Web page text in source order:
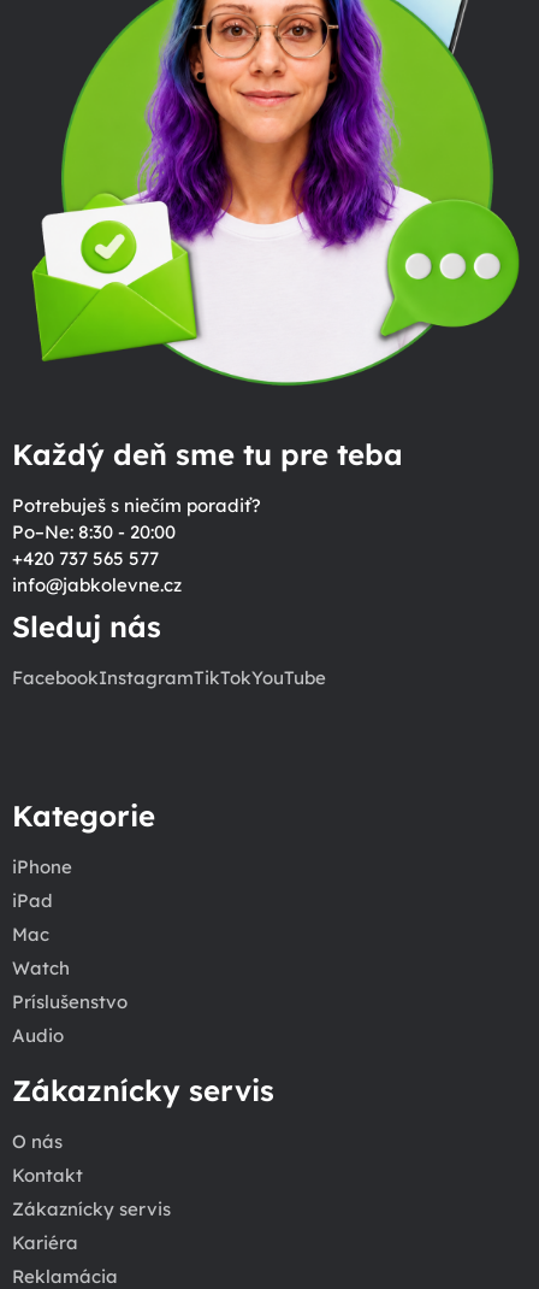
Každý deň sme tu pre teba
Potrebuješ s niečím poradiť?
Po–Ne: 8:30 - 20:00
+420 737 565 577
info@jabkolevne.cz
Sleduj nás
FacebookInstagramTikTokYouTube
Kategorie
iPhone
iPad
Mac
Watch
Príslušenstvo
Audio
Zákaznícky servis
O nás
Kontakt
Zákaznícky servis
Kariéra
Reklamácia